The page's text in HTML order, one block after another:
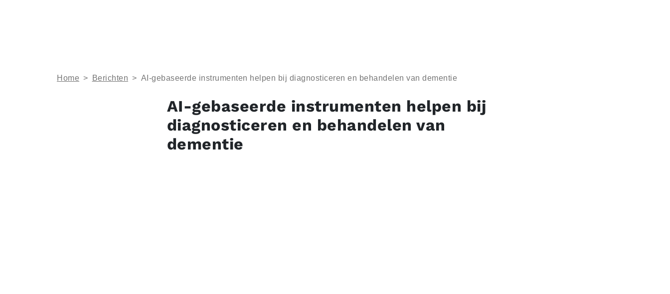
Home > Berichten > AI-gebaseerde instrumenten helpen bij diagnosticeren en behandelen van dementie
AI-gebaseerde instrumenten helpen bij
diagnosticeren en behandelen van
dementie